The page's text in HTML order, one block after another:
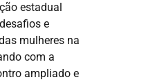
estadual
e
mulheres na
com a
ampliado e